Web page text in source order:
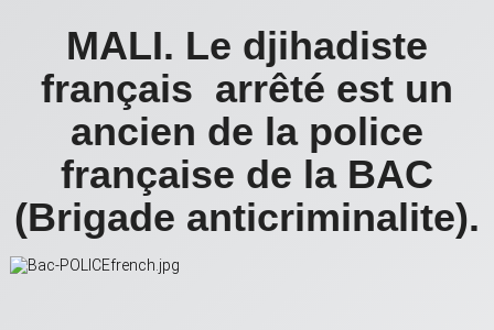
MALI. Le djihadiste
français arrêté est un
ancien de la police
française de la BAC
(Brigade anticriminalite).